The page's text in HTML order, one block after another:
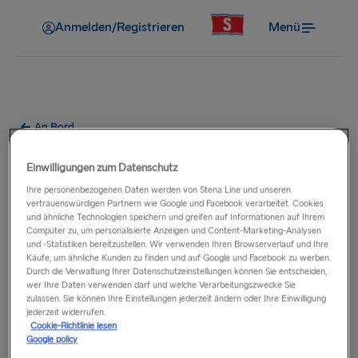
Anmelden/Registrieren Menü
An Bord
Ist es möglich, mein
Elektrofahrzeug an Bord
aufzuladen?
Derzeit bieten wir keine Lademöglichkeiten für
Elektrofahrzeuge an Bord unserer Schiffe an.
Wir empfehlen, sicherzustellen, dass Ihr Fahrzeug vor der
Reise ausreichend geladen ist.
Einwilligungen zum Datenschutz
Ihre personenbezogenen Daten werden von Stena Line und unseren
vertrauenswürdigen Partnern wie Google und Facebook verarbeitet. Cookies
und ähnliche Technologien speichern und greifen auf Informationen auf Ihrem
Computer zu, um personalisierte Anzeigen und Content-Marketing-Analysen
und -Statistiken bereitzustellen. Wir verwenden Ihren Browserverlauf und Ihre
Käufe, um ähnliche Kunden zu finden und auf Google und Facebook zu werben.
Durch die Verwaltung Ihrer Datenschutzeinstellungen können Sie entscheiden,
wer Ihre Daten verwenden darf und welche Verarbeitungszwecke Sie
zulassen. Sie können Ihre Einstellungen jederzeit ändern oder Ihre Einwilligung
jederzeit widerrufen.
Cookie-Richtlinie lesen
Google policy